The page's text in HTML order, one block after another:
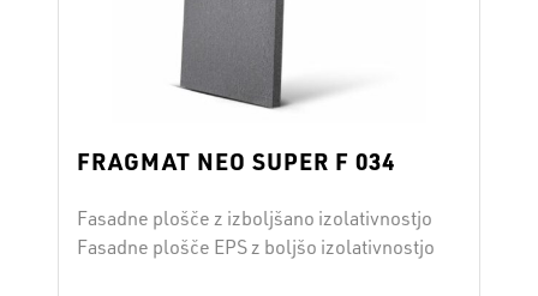
FRAGMAT NEO SUPER F 034
Fasadne plošče z izboljšano izolativnostjo
Fasadne plošče EPS z boljšo izolativnostjo